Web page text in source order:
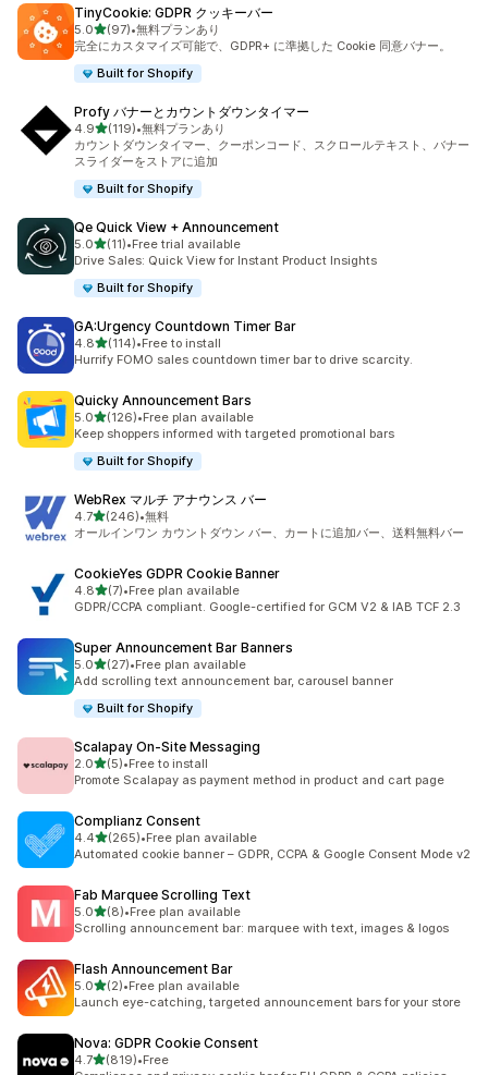
TinyCookie: GDPR クッキーバー
5.05つ星中
(97)
合計レビュー数：97件
•無料プランあり
完全にカスタマイズ可能で、GDPR+ に準拠した Cookie 同意バナー。
Built for Shopify
Profy バナーとカウントダウンタイマー
4.95つ星中
(119)
合計レビュー数：119件
•無料プランあり
カウントダウンタイマー、クーポンコード、スクロールテキスト、バナー
スライダーをストアに追加
Built for Shopify
Qe Quick View + Announcement
5.05つ星中
(11)
合計レビュー数：11件
•Free trial available
Drive Sales: Quick View for Instant Product Insights
Built for Shopify
GA:Urgency Countdown Timer Bar
4.85つ星中
(114)
合計レビュー数：114件
•Free to install
Hurrify FOMO sales countdown timer bar to drive scarcity.
Quicky Announcement Bars
5.05つ星中
(126)
合計レビュー数：126件
•Free plan available
Keep shoppers informed with targeted promotional bars
Built for Shopify
WebRex マルチ アナウンス バー
4.75つ星中
(246)
合計レビュー数：246件
•無料
オールインワン カウントダウン バー、カートに追加バー、送料無料バー
CookieYes GDPR Cookie Banner
4.85つ星中
(7)
合計レビュー数：7件
•Free plan available
GDPR/CCPA compliant. Google-certified for GCM V2 & IAB TCF 2.3
Super Announcement Bar Banners
5.05つ星中
(27)
合計レビュー数：27件
•Free plan available
Add scrolling text announcement bar, carousel banner
Built for Shopify
Scalapay On‑Site Messaging
2.05つ星中
(5)
合計レビュー数：5件
•Free to install
Promote Scalapay as payment method in product and cart page
Complianz Consent
4.45つ星中
(265)
合計レビュー数：265件
•Free plan available
Automated cookie banner – GDPR, CCPA & Google Consent Mode v2
Fab Marquee Scrolling Text
5.05つ星中
(8)
合計レビュー数：8件
•Free plan available
Scrolling announcement bar: marquee with text, images & logos
Flash Announcement Bar
5.05つ星中
(2)
合計レビュー数：2件
•Free plan available
Launch eye-catching, targeted announcement bars for your store
Nova: GDPR Cookie Consent
4.75つ星中
(819)
合計レビュー数：819件
•Free